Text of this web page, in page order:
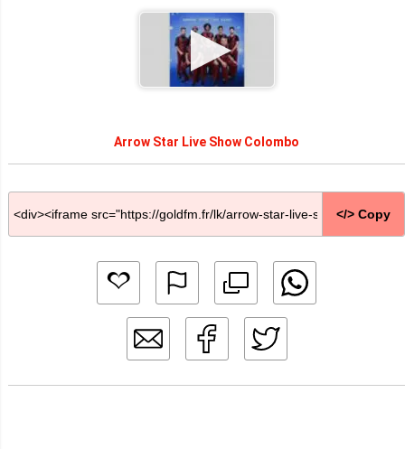
Arrow Star Live Show Colombo
</> Copy